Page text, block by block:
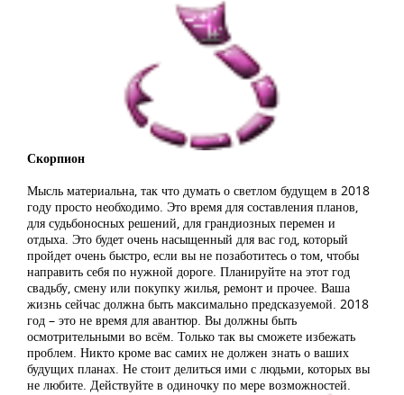
Скорпион
Мысль материальна, так что думать о светлом будущем в 2018
году просто необходимо. Это время для составления планов,
для судьбоносных решений, для грандиозных перемен и
отдыха. Это будет очень насыщенный для вас год, который
пройдет очень быстро, если вы не позаботитесь о том, чтобы
направить себя по нужной дороге. Планируйте на этот год
свадьбу, смену или покупку жилья, ремонт и прочее. Ваша
жизнь сейчас должна быть максимально предсказуемой. 2018
год – это не время для авантюр. Вы должны быть
осмотрительными во всём. Только так вы сможете избежать
проблем. Никто кроме вас самих не должен знать о ваших
будущих планах. Не стоит делиться ими с людьми, которых вы
не любите. Действуйте в одиночку по мере возможностей.